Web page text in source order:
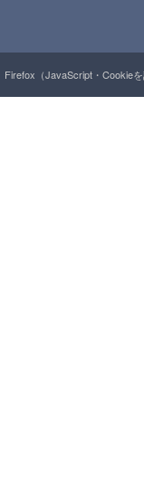
（JavaScript・Cookie